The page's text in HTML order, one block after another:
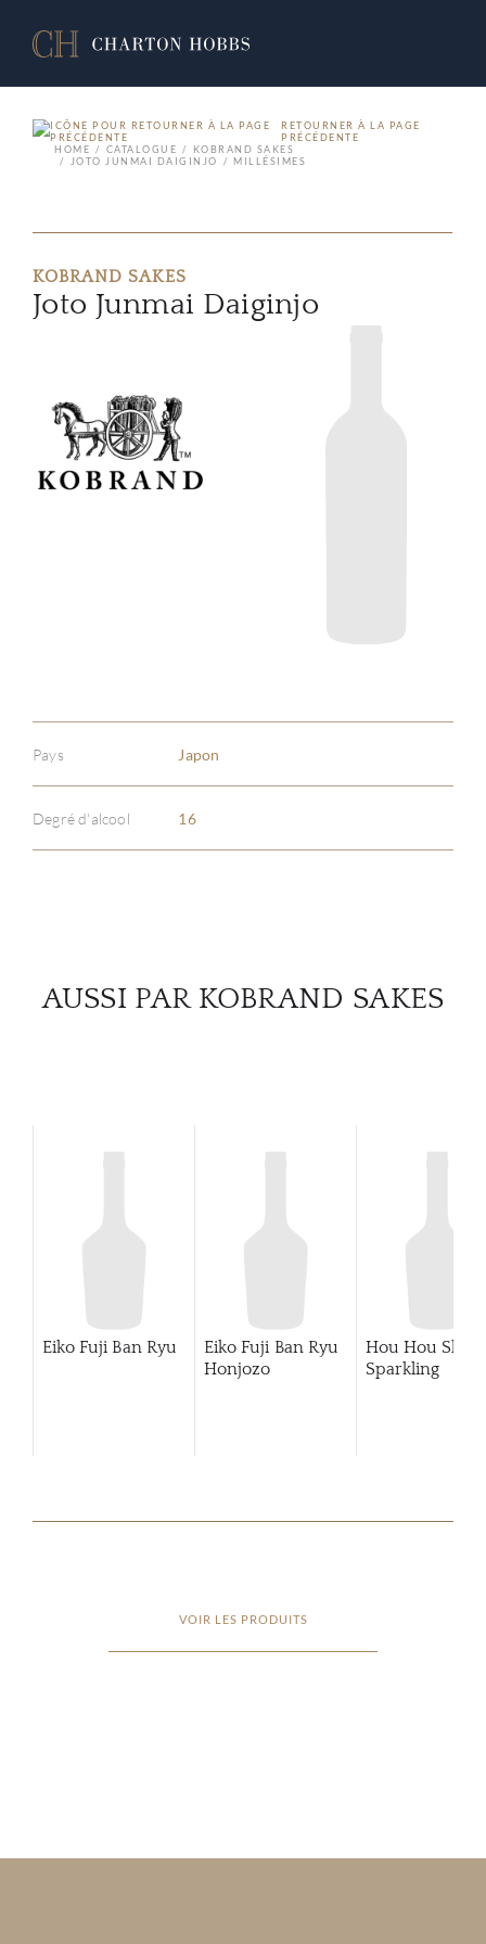
RETOURNER À LA PAGE
PRÉCÉDENTE
HOME
CATALOGUE
KOBRAND SAKES
JOTO JUNMAI DAIGINJO
MILLÉSIMES
KOBRAND SAKES
Joto Junmai Daiginjo
Pays Japon
Degré d'alcool 16
AUSSI PAR KOBRAND SAKES
Eiko Fuji Ban Ryu
Eiko Fuji Ban Ryu
Honjozo
Hou Hou Shu
Sparkling
VOIR LES PRODUITS